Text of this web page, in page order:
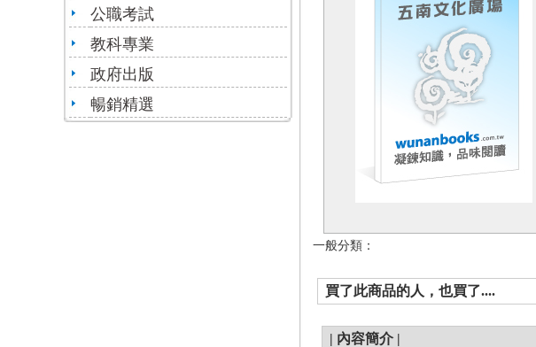
公職考試
教科專業
政府出版
暢銷精選
一般分類：
買了此商品的人，也買了....
| 內容簡介 |